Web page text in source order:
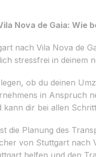
Nova de Gaia: Wie
nach Vila Nova de
stressfrei in deinem
ob du deinen
in Anspruch
dir bei allen
die Planung des
von Stuttgart nach
helfen und den